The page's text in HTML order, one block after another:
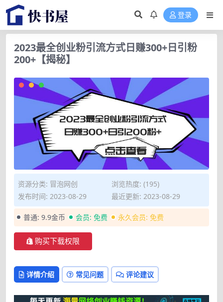
登录
2023最全创业粉引流方式日赚300+日引粉
200+【揭秘】
资源分类: 冒泡网创
浏览热度: (195)
发布时间: 2023-08-29
最近更新: 2023-08-29
普通: 9.9金币 会员: 免费 永久会员: 免费
购买下载权限
详情介绍 常见问题 评论建议